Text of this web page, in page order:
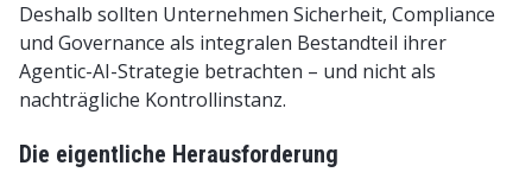
Deshalb sollten Unternehmen Sicherheit, Compliance
und Governance als integralen Bestandteil ihrer
Agentic-AI-Strategie betrachten – und nicht als
nachträgliche Kontrollinstanz.
Die eigentliche Herausforderung